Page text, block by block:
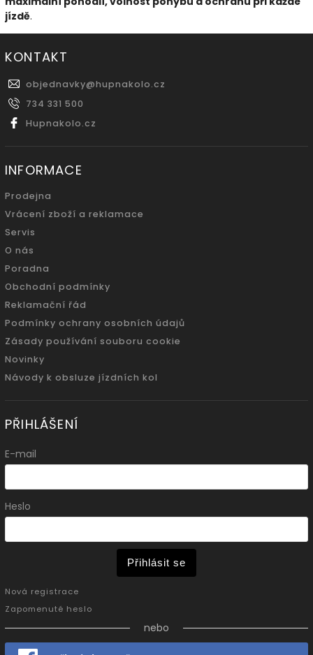
jízdě.
KONTAKT
objednavky@hupnakolo.cz
734 331 500
Hupnakolo.cz
INFORMACE
Prodejna
Vrácení zboží a reklamace
Servis
O nás
Poradna
Obchodní podmínky
Reklamační řád
Podmínky ochrany osobních údajů
Zásady používání souboru cookie
Novinky
Návody k obsluze jízdních kol
PŘIHLÁŠENÍ
E-mail
Heslo
Přihlásit se
Nová registrace
Zapomenuté heslo
nebo